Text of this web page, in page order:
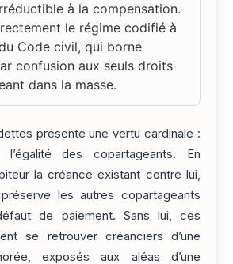
à la compensation.
le régime codifié à
Code civil, qui borne
confusion aux seuls droits
dans la masse.
présente une vertu cardinale :
des copartageants. En
la créance existant contre lui,
les autres copartageants
de paiement. Sans lui, ces
se retrouver créanciers d’une
exposés aux aléas d’une